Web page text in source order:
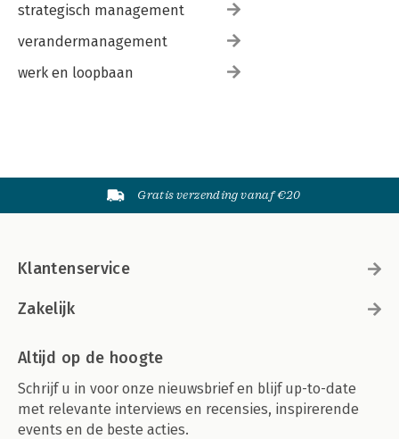
strategisch management
verandermanagement
werk en loopbaan
Gratis verzending vanaf €20
Klantenservice
Zakelijk
Altijd op de hoogte
Schrijf u in voor onze nieuwsbrief en blijf up-to-date
met relevante interviews en recensies, inspirerende
events en de beste acties.